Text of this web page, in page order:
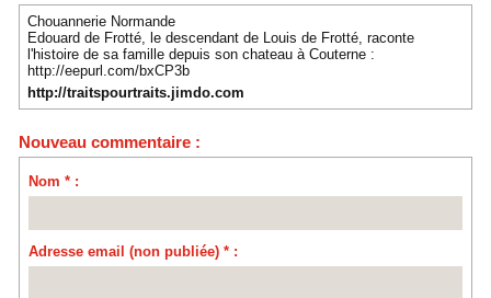
Chouannerie Normande
Edouard de Frotté, le descendant de Louis de Frotté, raconte
l'histoire de sa famille depuis son chateau à Couterne :
http://eepurl.com/bxCP3b
http://traitspourtraits.jimdo.com
Nouveau commentaire :
Nom * :
Adresse email (non publiée) * :